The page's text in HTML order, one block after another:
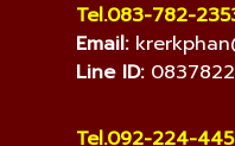
Tel.083-782-
Email:
Line ID:
Tel.092-224-